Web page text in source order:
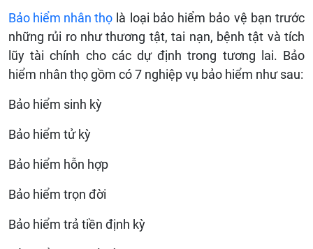
Bảo hiểm nhân thọ là loại bảo hiểm bảo vệ bạn trước
những rủi ro như thương tật, tai nạn, bệnh tật và tích
lũy tài chính cho các dự định trong tương lai. Bảo
hiểm nhân thọ gồm có 7 nghiệp vụ bảo hiểm như sau:
Bảo hiểm sinh kỳ
Bảo hiểm tử kỳ
Bảo hiểm hỗn hợp
Bảo hiểm trọn đời
Bảo hiểm trả tiền định kỳ